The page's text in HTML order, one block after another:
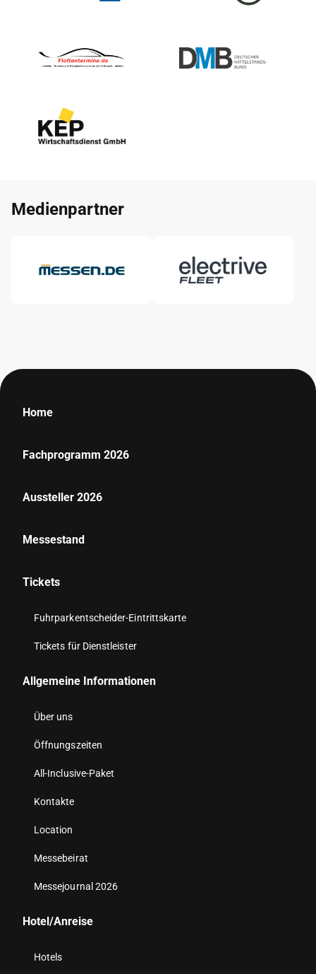
Medienpartner
Home
Fachprogramm 2026
Aussteller 2026
Messestand
Tickets
Fuhrparkentscheider-Eintrittskarte
Tickets für Dienstleister
Allgemeine Informationen
Über uns
Öffnungszeiten
All-Inclusive-Paket
Kontakte
Location
Messebeirat
Messejournal 2026
Hotel/Anreise
Hotels